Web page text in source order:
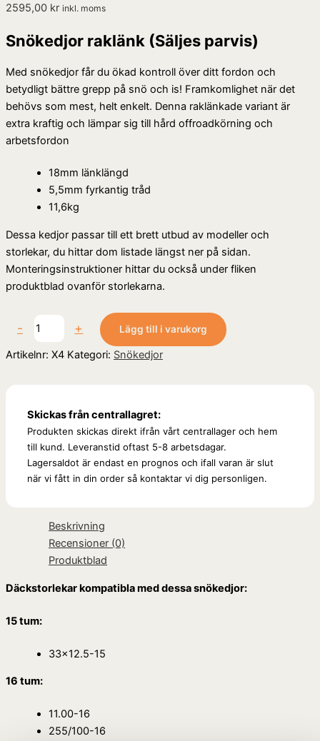
2595,00 kr inkl. moms
Snökedjor raklänk (Säljes parvis)
Med snökedjor får du ökad kontroll över ditt fordon och
betydligt bättre grepp på snö och is! Framkomlighet när det
behövs som mest, helt enkelt. Denna raklänkade variant är
extra kraftig och lämpar sig till hård offroadkörning och
arbetsfordon
18mm länklängd
5,5mm fyrkantig tråd
11,6kg
Dessa kedjor passar till ett brett utbud av modeller och
storlekar, du hittar dom listade längst ner på sidan.
Monteringsinstruktioner hittar du också under fliken
produktblad ovanför storlekarna.
- + Lägg till i varukorg
Artikelnr: X4 Kategori: Snökedjor
Skickas från centrallagret:
Produkten skickas direkt ifrån vårt centrallager och hem
till kund. Leveranstid oftast 5-8 arbetsdagar.
Lagersaldot är endast en prognos och ifall varan är slut
när vi fått in din order så kontaktar vi dig personligen.
Beskrivning
Recensioner (0)
Produktblad
Däckstorlekar kompatibla med dessa snökedjor:
15 tum:
33×12.5-15
16 tum:
11.00-16
255/100-16